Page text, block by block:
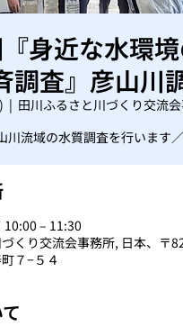
身近な水環
調査』彦山川
  |
田川ふるさと川づくり交流
川流域の水質調査を行います／
– 11:30
くり交流会事務所, 日本、〒
７−５４